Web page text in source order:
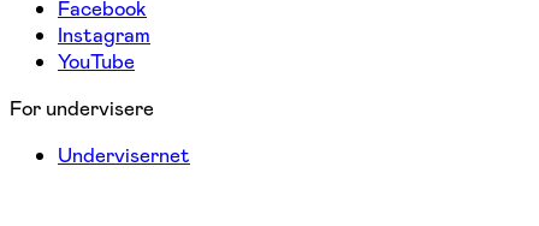
Facebook
Instagram
YouTube
For undervisere
Undervisernet